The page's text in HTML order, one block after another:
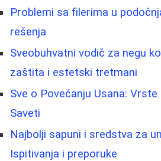
Problemi sa filerima u
rešenja
Sveobuhvatni vodič za negu
zaštita i estetski tretmani
Sve o Povećanju Usana:
Saveti
Najbolji sapuni i sredstva za
Ispitivanja i preporuke